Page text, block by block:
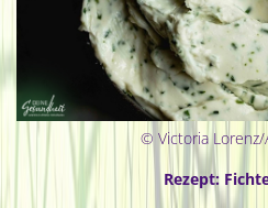
© Victoria Lorenz/
Rezept: